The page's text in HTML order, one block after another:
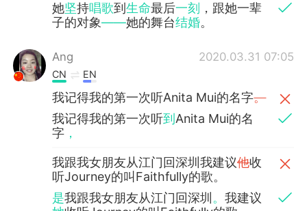
她坚持唱歌到生命最后一刻 ，跟她一辈
子的对象——她的舞台结婚。
Ang 2020.03.31 07:05
CN EN
我记得我的第一次听Anita Mui的名字。
我记得我的第一次听到Anita Mui的名
字 ，
我跟我女朋友从江门回深圳我建议他收
听Journey的叫Faithfully的歌。
是我跟我女朋友从江门回深圳。我建议